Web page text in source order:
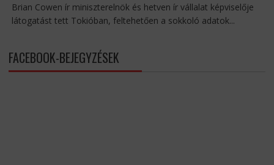
Brian Cowen ír miniszterelnök és hetven ír vállalat képviselője
látogatást tett Tokióban, feltehetően a sokkoló adatok...
FACEBOOK-BEJEGYZÉSEK